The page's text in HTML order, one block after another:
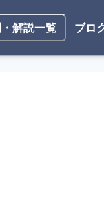
解説一覧 ブロ